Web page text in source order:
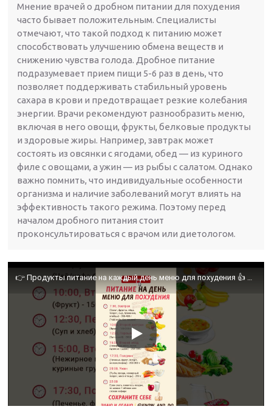
Мнение врачей о дробном питании для похудения
часто бывает положительным. Специалисты
отмечают, что такой подход к питанию может
способствовать улучшению обмена веществ и
снижению чувства голода. Дробное питание
подразумевает прием пищи 5-6 раз в день, что
позволяет поддерживать стабильный уровень
сахара в крови и предотвращает резкие колебания
энергии. Врачи рекомендуют разнообразить меню,
включая в него овощи, фрукты, белковые продукты
и здоровые жиры. Например, завтрак может
состоять из овсянки с ягодами, обед — из куриного
филе с овощами, а ужин — из рыбы с салатом. Однако
важно помнить, что индивидуальные особенности
организма и наличие заболеваний могут влиять на
эффективность такого режима. Поэтому перед
началом дробного питания стоит
проконсультироваться с врачом или диетологом.